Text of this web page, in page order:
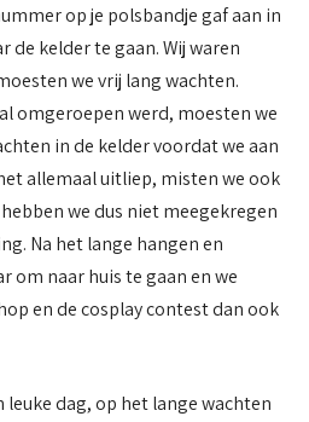
op je polsbandje gaf aan in
de kelder te gaan. Wij waren
we vrij lang wachten.
omgeroepen werd, moesten we
in de kelder voordat we aan
allemaal uitliep, misten we ook
we dus niet meegekregen
Na het lange hangen en
om naar huis te gaan en we
en de cosplay contest dan ook
leuke dag, op het lange wachten